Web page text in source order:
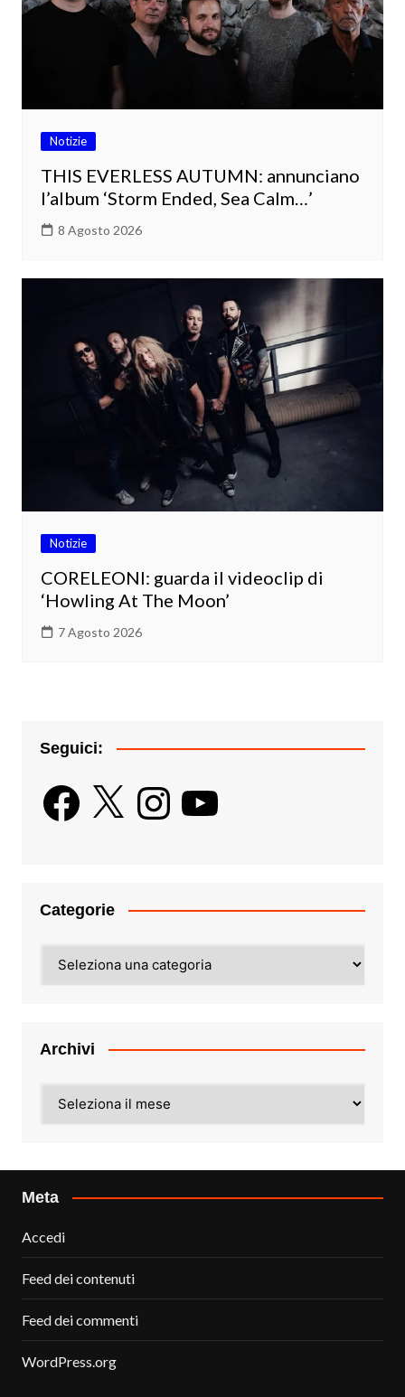
Notizie
THIS EVERLESS AUTUMN: annunciano
l’album ‘Storm Ended, Sea Calm…’
8 Agosto 2026
Notizie
CORELEONI: guarda il videoclip di
‘Howling At The Moon’
7 Agosto 2026
Seguici:
Facebook
X InstagramYouTube
Categorie
Archivi
Meta
Accedi
Feed dei contenuti
Feed dei commenti
WordPress.org